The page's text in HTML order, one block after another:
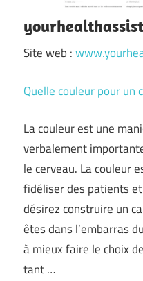
Site web :
Quelle couleur pour un
La couleur est une
verbalement
le cerveau. La couleur
fidéliser des patients
désirez construire un
êtes dans l’embarras
à mieux faire le choix
tant…